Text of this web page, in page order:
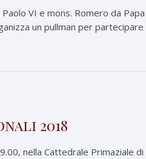
VI e mons. Romero da
un pullman per
2018
nella Cattedrale Primaziale